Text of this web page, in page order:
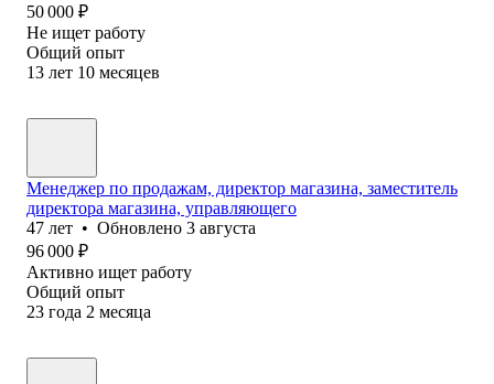
50 000 ₽
Не ищет работу
Общий опыт
13 лет 10 месяцев
Менеджер по продажам, директор магазина, заместитель
директора магазина, управляющего
47 лет • Обновлено 3 августа
96 000 ₽
Активно ищет работу
Общий опыт
23 года 2 месяца